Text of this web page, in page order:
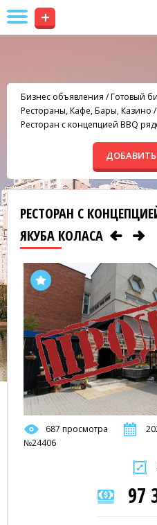
+
Бизнес объявления /Готовый
Рестораны, Кафе, Бары, Казино /
Ресторан с концепцией BBQ
РЕСТОРАН С
ЯКУБА КОЛАСА
687 просмотра
№24406
97